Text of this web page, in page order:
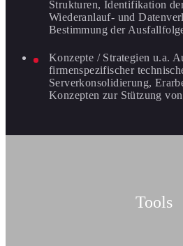
Strukturen, Identifikation
Wiederanlauf- und
Bestimmung der
Konzepte / Strategien u.a.
firmenspezifischer
Serverkonsolidierung,
Konzepten zur Stützung
Tools